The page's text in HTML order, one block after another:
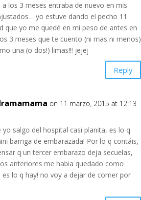
los 3 meses entraba de nuevo en mis
yo estuve dando el pecho 11
que yo me quedé en mi peso de antes en
3 meses que te cuento (ni mas ni menos)
una (o dos!) limas!!! jejej
Reply
on 11 marzo, 2015 at 12:13
yo salgo del hospital casi planita, es lo q
barriga de embarazada! Por lo q contáis,
q un tercer embarazo deja secuelas,
anteriores me habia quedado como
es lo q hay! no voy a dejar de comer por